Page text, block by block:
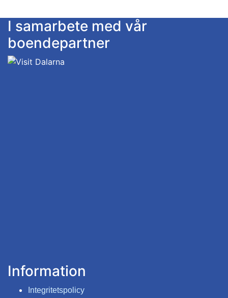
I samarbete med vår
boendepartner
Information
Integritetspolicy